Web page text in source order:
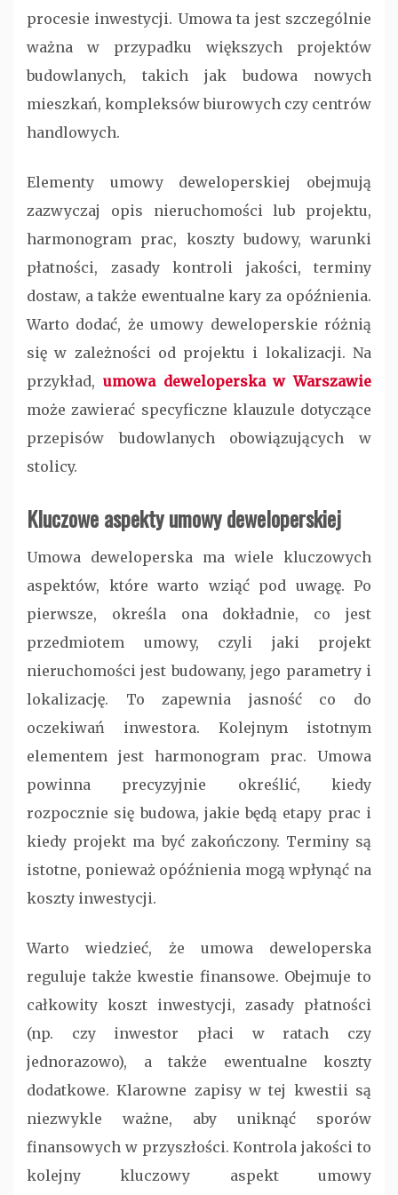
procesie inwestycji. Umowa ta jest szczególnie
ważna w przypadku większych projektów
budowlanych, takich jak budowa nowych
mieszkań, kompleksów biurowych czy centrów
handlowych.
Elementy umowy deweloperskiej obejmują
zazwyczaj opis nieruchomości lub projektu,
harmonogram prac, koszty budowy, warunki
płatności, zasady kontroli jakości, terminy
dostaw, a także ewentualne kary za opóźnienia.
Warto dodać, że umowy deweloperskie różnią
się w zależności od projektu i lokalizacji. Na
przykład, umowa deweloperska w Warszawie
może zawierać specyficzne klauzule dotyczące
przepisów budowlanych obowiązujących w
stolicy.
Kluczowe aspekty umowy deweloperskiej
Umowa deweloperska ma wiele kluczowych
aspektów, które warto wziąć pod uwagę. Po
pierwsze, określa ona dokładnie, co jest
przedmiotem umowy, czyli jaki projekt
nieruchomości jest budowany, jego parametry i
lokalizację. To zapewnia jasność co do
oczekiwań inwestora. Kolejnym istotnym
elementem jest harmonogram prac. Umowa
powinna precyzyjnie określić, kiedy
rozpocznie się budowa, jakie będą etapy prac i
kiedy projekt ma być zakończony. Terminy są
istotne, ponieważ opóźnienia mogą wpłynąć na
koszty inwestycji.
Warto wiedzieć, że umowa deweloperska
reguluje także kwestie finansowe. Obejmuje to
całkowity koszt inwestycji, zasady płatności
(np. czy inwestor płaci w ratach czy
jednorazowo), a także ewentualne koszty
dodatkowe. Klarowne zapisy w tej kwestii są
niezwykle ważne, aby uniknąć sporów
finansowych w przyszłości. Kontrola jakości to
kolejny kluczowy aspekt umowy